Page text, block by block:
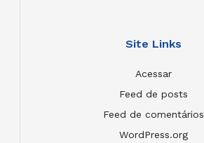
Site Links
Acessar
Feed de posts
Feed de comentários
WordPress.org